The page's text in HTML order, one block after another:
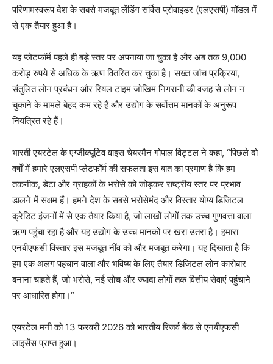
परिणामस्वरूप देश के सबसे मजबूत लेंडिंग सर्विस प्रोवाइडर (एलएसपी) मॉडल में
से एक तैयार हुआ है।
यह प्लेटफॉर्म पहले ही बड़े स्तर पर अपनाया जा चुका है और अब तक 9,000
करोड़ रुपये से अधिक के ऋण वितरित कर चुका है। सख्त जांच प्रक्रिया,
संतुलित लोन प्रबंधन और रियल टाइम जोखिम निगरानी की वजह से लोन न
चुकाने के मामले बेहद कम रहे हैं और उद्योग के सर्वोत्तम मानकों के अनुरूप
नियंत्रित रहे हैं।
भारती एयरटेल के एग्जीक्यूटिव वाइस चेयरमैन गोपाल विट्टल ने कहा, “पिछले दो
वर्षों में हमारे एलएसपी प्लेटफॉर्म की सफलता इस बात का प्रमाण है कि हम
तकनीक, डेटा और ग्राहकों के भरोसे को जोड़कर राष्ट्रीय स्तर पर प्रभाव
डालने में सक्षम हैं। हमने देश के सबसे भरोसेमंद और विस्तार योग्य डिजिटल
क्रेडिट इंजनों में से एक तैयार किया है, जो लाखों लोगों तक उच्च गुणवत्ता वाला
ऋण पहुंचा रहा है और यह उद्योग के उच्च मानकों पर खरा उतरा है। हमारा
एनबीएफसी विस्तार इस मजबूत नींव को और मजबूत करेगा। यह दिखाता है कि
हम एक अलग पहचान वाला और भविष्य के लिए तैयार डिजिटल लोन कारोबार
बनाना चाहते हैं, जो भरोसे, नई सोच और ज्यादा लोगों तक वित्तीय सेवाएं पहुंचाने
पर आधारित होगा।”
एयरटेल मनी को 13 फरवरी 2026 को भारतीय रिजर्व बैंक से एनबीएफसी
लाइसेंस प्राप्त हुआ।